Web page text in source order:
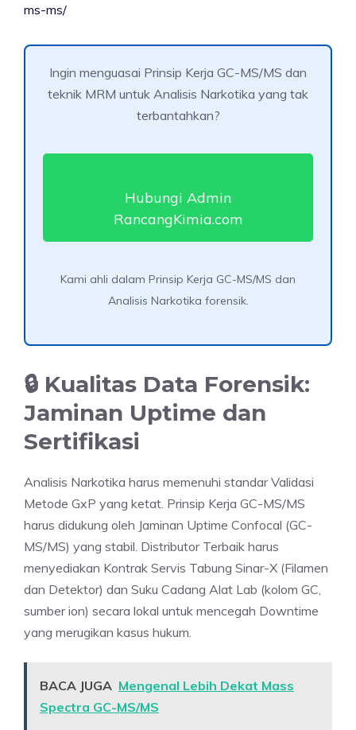
ms-ms/
Ingin menguasai Prinsip Kerja GC-MS/MS dan
teknik MRM untuk Analisis Narkotika yang tak
terbantahkan?
Hubungi Admin
RancangKimia.com
Kami ahli dalam Prinsip Kerja GC-MS/MS dan
Analisis Narkotika forensik.
🔒 Kualitas Data Forensik:
Jaminan Uptime dan
Sertifikasi
Analisis Narkotika harus memenuhi standar Validasi
Metode GxP yang ketat. Prinsip Kerja GC-MS/MS
harus didukung oleh Jaminan Uptime Confocal (GC-
MS/MS) yang stabil. Distributor Terbaik harus
menyediakan Kontrak Servis Tabung Sinar-X (Filamen
dan Detektor) dan Suku Cadang Alat Lab (kolom GC,
sumber ion) secara lokal untuk mencegah Downtime
yang merugikan kasus hukum.
BACA JUGA Mengenal Lebih Dekat Mass
Spectra GC-MS/MS